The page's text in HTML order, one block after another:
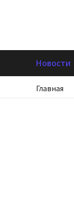
Новости
Главная